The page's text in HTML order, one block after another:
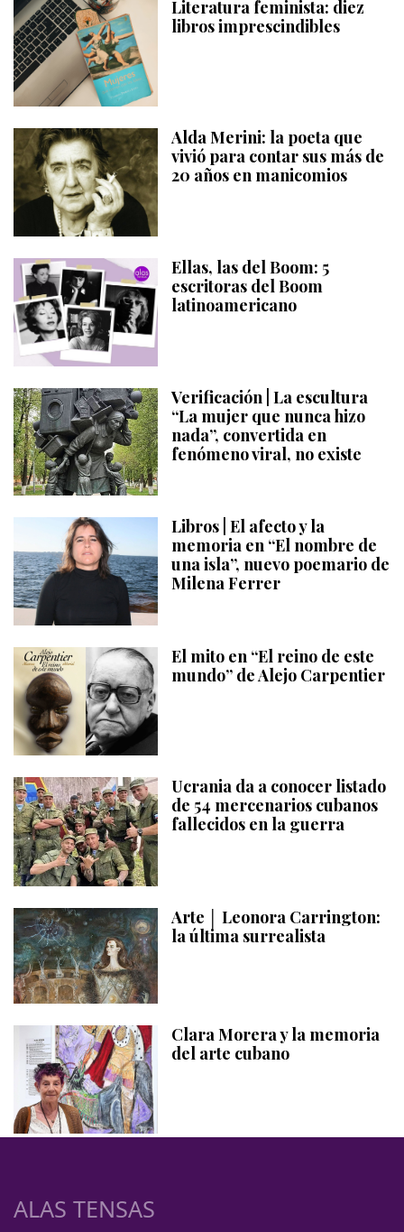
Literatura feminista: diez
libros imprescindibles
Alda Merini: la poeta que
vivió para contar sus más de
20 años en manicomios
Ellas, las del Boom: 5
escritoras del Boom
latinoamericano
Verificación | La escultura
“La mujer que nunca hizo
nada”, convertida en
fenómeno viral, no existe
Libros | El afecto y la
memoria en “El nombre de
una isla”, nuevo poemario de
Milena Ferrer
El mito en “El reino de este
mundo” de Alejo Carpentier
Ucrania da a conocer listado
de 54 mercenarios cubanos
fallecidos en la guerra
Arte │ Leonora Carrington:
la última surrealista
Clara Morera y la memoria
del arte cubano
ALAS TENSAS